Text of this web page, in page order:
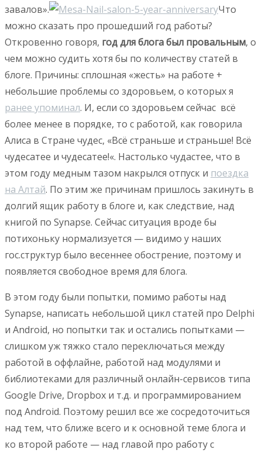
завалов».
Что
можно сказать про прошедший год работы?
Откровенно говоря, год для блога был провальным, о
чем можно судить хотя бы по количеству статей в
блоге. Причины: сплошная «жесть» на работе +
небольшие проблемы со здоровьем, о которых я
ранее упоминал. И, если со здоровьем сейчас всё
более менее в порядке, то с работой, как говорила
Алиса в Стране чудес, «Всё страньше и страньше! Всё
чудесатее и чудесатее!«. Настолько чудастее, что в
этом году медным тазом накрылся отпуск и поездка
на Алтай. По этим же причинам пришлось закинуть в
долгий ящик работу в блоге и, как следствие, над
книгой по Synapse. Сейчас ситуация вроде бы
потихоньку нормализуется — видимо у наших
гос.структур было весеннее обострение, поэтому и
появляется свободное время для блога.
В этом году были попытки, помимо работы над
Synapse, написать небольшой цикл статей про Delphi
и Android, но попытки так и остались попытками —
слишком уж тяжко стало переключаться между
работой в оффлайне, работой над модулями и
библиотеками для различный онлайн-сервисов типа
Google Drive, Dropbox и т.д. и программированием
под Android. Поэтому решил все же сосредоточиться
над тем, что ближе всего и к основной теме блога и
ко второй работе — над главой про работу с